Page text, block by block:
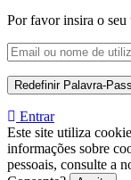
Por favor insira o seu
Entrar
Este site utiliza
informações sobre
pessoais, consulte a